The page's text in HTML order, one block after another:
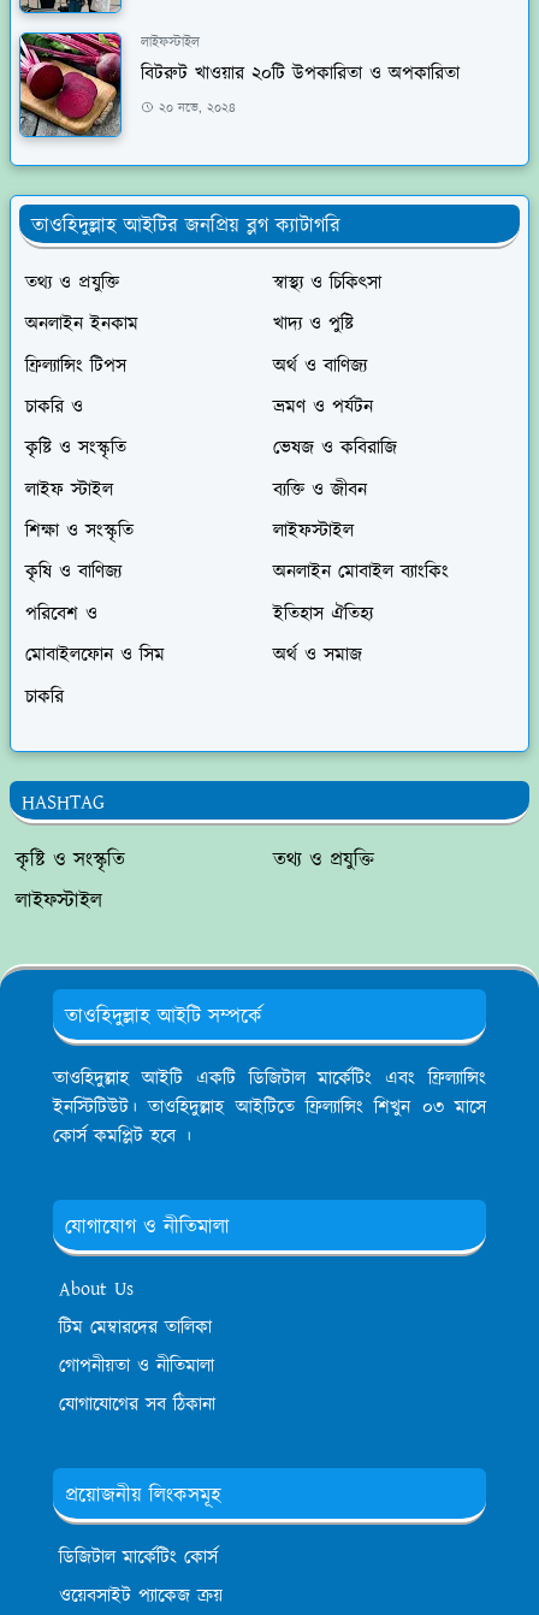
লাইফস্টাইল
বিটরুট খাওয়ার ২০টি উপকারিতা ও অপকারিতা
২০ নভে, ২০২৪
তাওহিদুল্লাহ আইটির জনপ্রিয় ব্লগ ক্যাটাগরি
তথ্য ও প্রযুক্তি
স্বাস্থ্য ও চিকিৎসা
অনলাইন ইনকাম
খাদ্য ও পুষ্টি
ফ্রিল্যান্সিং টিপস
অর্থ ও বাণিজ্য
চাকরি ও
ভ্রমণ ও পর্যটন
কৃষ্টি ও সংস্কৃতি
ভেষজ ও কবিরাজি
লাইফ স্টাইল
ব্যক্তি ও জীবন
শিক্ষা ও সংস্কৃতি
লাইফস্টাইল
কৃষি ও বাণিজ্য
অনলাইন মোবাইল ব্যাংকিং
পরিবেশ ও
ইতিহাস ঐতিহ্য
মোবাইলফোন ও সিম
অর্থ ও সমাজ
চাকরি
HASHTAG
কৃষ্টি ও সংস্কৃতি
তথ্য ও প্রযুক্তি
লাইফস্টাইল
তাওহিদুল্লাহ আইটি সম্পর্কে
তাওহিদুল্লাহ আইটি একটি ডিজিটাল মার্কেটিং এবং ফ্রিল্যান্সিং
ইনস্টিটিউট। তাওহিদুল্লাহ আইটিতে ফ্রিল্যান্সিং শিখুন ০৩ মাসে
কোর্স কমপ্লিট হবে ।
যোগাযোগ ও নীতিমালা
About Us
টিম মেম্বারদের তালিকা
গোপনীয়তা ও নীতিমালা
যোগাযোগের সব ঠিকানা
প্রয়োজনীয় লিংকসমূহ
ডিজিটাল মার্কেটিং কোর্স
ওয়েবসাইট প্যাকেজ ক্রয়